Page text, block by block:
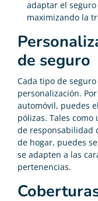
adaptar el
maximizando la
de seguro
Cada tipo de
personalización.
automóvil, puedes
pólizas. Tales
de responsabilidad
de hogar, puedes
se adapten a las
pertenencias.